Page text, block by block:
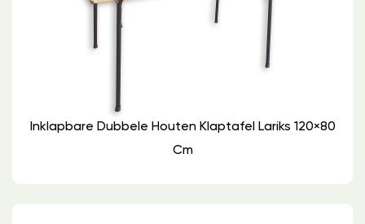
Inklapbare Dubbele Houten Klaptafel Lariks 120×80
Cm